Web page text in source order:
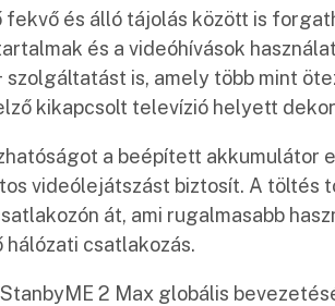
fekvő és álló tájolás között is
és a videóhívások
szolgáltatást is, amely több mint
kikapcsolt televízió helyett
a beépített akkumulátor
videólejátszást biztosít. A töltés
át, ami rugalmasabb
csatlakozás.
2 Max globális